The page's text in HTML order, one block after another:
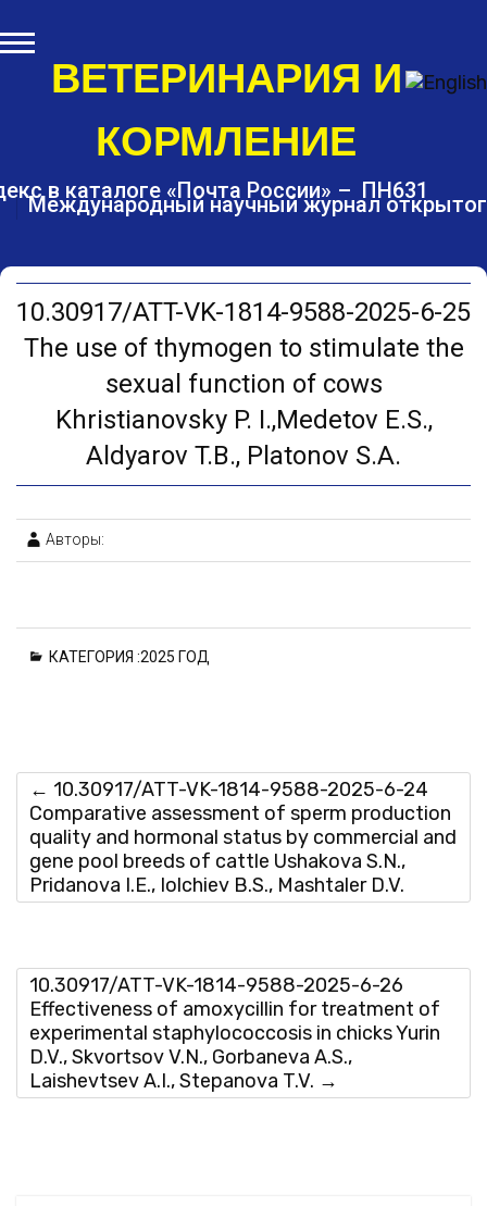
k
i
n
n
ВЕТЕРИНАРИЯ И
КОРМЛЕНИЕ
Международный научный журнал
в каталоге «Почта России» – ПН631
10.30917/ATT-VK-1814-9588-2025-6-25
The use of thymogen to stimulate the
sexual function of cows
Khristianovsky P. I.,Medetov E.S.,
Aldyarov T.B., Platonov S.A.
Авторы:
КАТЕГОРИЯ :2025 ГОД
← 10.30917/ATT-VK-1814-9588-2025-6-24
Comparative assessment of sperm production
quality and hormonal status by commercial and
gene pool breeds of cattle Ushakova S.N.,
Pridanova I.E., Iolchiev B.S., Mashtaler D.V.
10.30917/ATT-VK-1814-9588-2025-6-26
Effectiveness of amoxycillin for treatment of
experimental staphylococcosis in chicks Yurin
D.V., Skvortsov V.N., Gorbaneva A.S.,
Laishevtsev A.I., Stepanova T.V. →